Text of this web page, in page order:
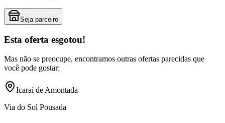
Seja parceiro
Esta oferta esgotou!
Mas não se preocupe, encontramos outras ofertas parecidas que
você pode gostar:
Icaraí de Amontada
Via do Sol Pousada